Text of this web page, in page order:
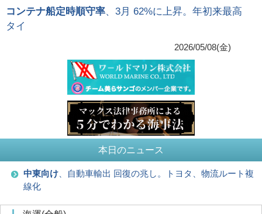
コンテナ船定時順守率、3月 62%に上昇。年初来最高
タイ
2026/05/08(金)
本日のニュース
中東向け 、自動車輸出 回復の兆し。トヨタ、物流ルート複
線化